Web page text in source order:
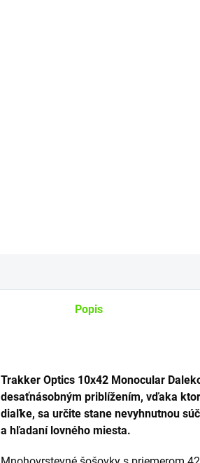
Popis
Trakker Optics 10x42 Monocular
desaťnásobným priblížením, vďaka
diaľke, sa určite stane nevyhnutnou
a hľadaní lovného miesta.